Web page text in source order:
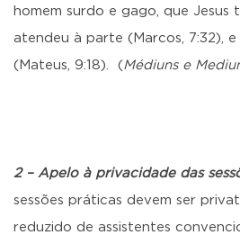
homem surdo e gago, que Jesus
atendeu à parte (Marcos, 7:32),
(Mateus, 9:18). (Médiuns e
2 – Apelo à privacidade das
sessões práticas devem ser
reduzido de assistentes